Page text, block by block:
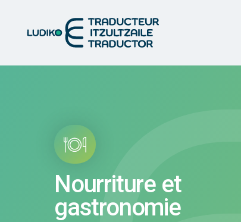
Nourriture et
gastronomie